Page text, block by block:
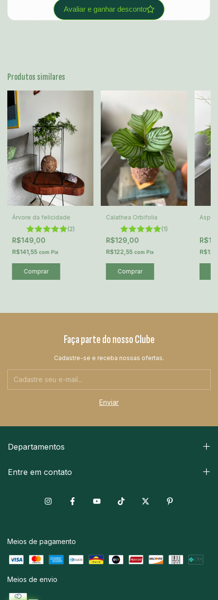
Avaliar e ganhar desconto
Produtos similares
Árvore da felicidade
(2)
R$149,00
R$141,55 com Pix
Calathea Orbifolia
(1)
R$129,00
R$122,55 com Pix
Faça parte do nosso Clube
Cadastre-se e receba nossas ofertas.
Departamentos
Entre em contato
Meios de pagamento
Meios de envio